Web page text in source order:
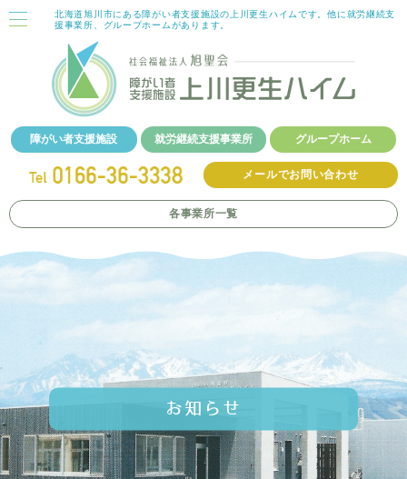
北海道旭川市にある障がい者支援施設の上川更生ハイムです。他に就労継続支
援事業所、グループホームがあります。
障がい者支援施設 就労継続支援事業所 グループホーム
メールでお問い合わせ
各事業所一覧
お知らせ